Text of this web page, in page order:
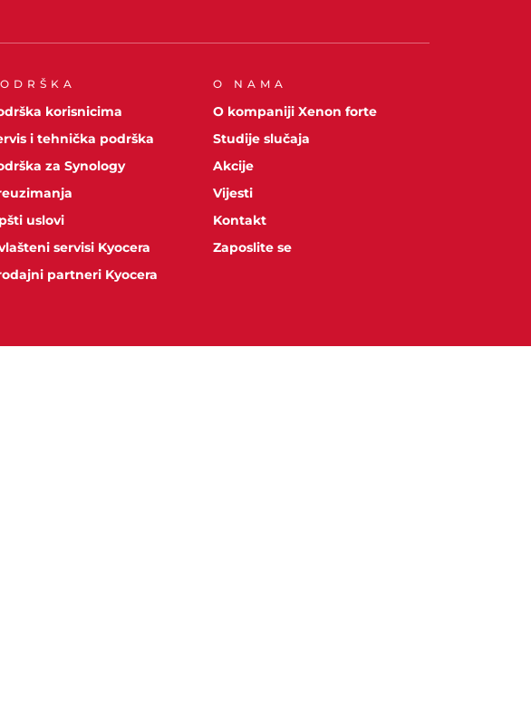
korisnicima
i tehnička podrška
za Synology
uslovi
servisi Kyocera
partneri Kyocera
O NAMA
O kompaniji Xenon forte
Studije slučaja
Akcije
Vijesti
Kontakt
Zaposlite se